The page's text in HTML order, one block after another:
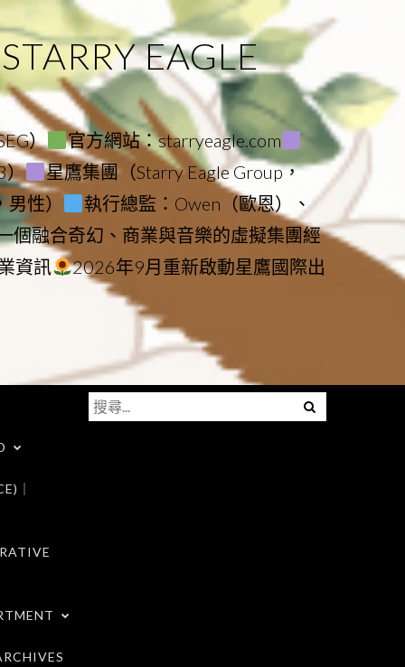
EAGLE
）
官方網站：starryeagle.com
）
星鷹集團（Starry Eagle Group，
性）
執行總監：Owen（歐恩）、
個融合奇幻、商業與音樂的虛擬集團經
資訊
2026年9月重新啟動星鷹國際出
｜
Menu
搜
尋